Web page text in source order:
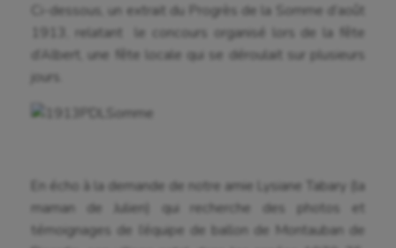
Athlétisme
Auto
Baseball
Billard
Ci-dessous, un extrait du Progrès de la Somme d’août
1913, relatant le concours organisé lors de la fête
d’Albert, une fête locale qui se déroulait sur plusieurs
jours.
En écho à la demande de notre amie Lysiane Tabary (la
maman de Julien) qui recherche des photos et
témoignages de l’équipe de ballon de Montauban de